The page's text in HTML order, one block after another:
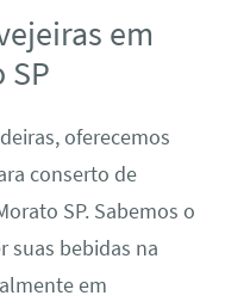
em
SP
oferecemos
conserto de
SP. Sabemos o
suas bebidas na
em